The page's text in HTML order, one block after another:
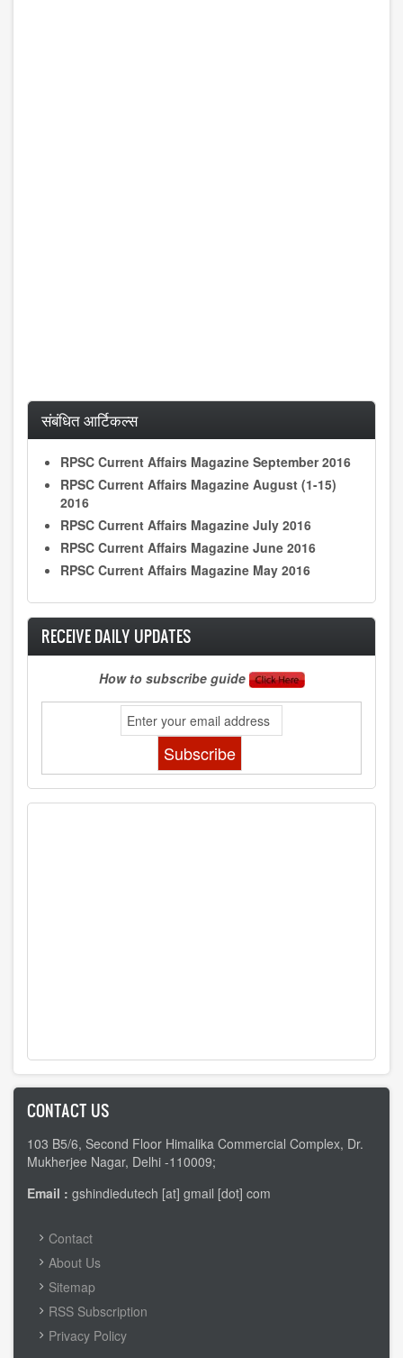
संबंधित आर्टिकल्स
RPSC Current Affairs Magazine September 2016
RPSC Current Affairs Magazine August (1-15)
2016
RPSC Current Affairs Magazine July 2016
RPSC Current Affairs Magazine June 2016
RPSC Current Affairs Magazine May 2016
RECEIVE DAILY UPDATES
How to subscribe guide
CONTACT US
103 B5/6, Second Floor Himalika Commercial Complex, Dr.
Mukherjee Nagar, Delhi -110009;
Email : gshindiedutech [at] gmail [dot] com
FOOTER
MENU
Contact
About Us
Sitemap
RSS Subscription
Privacy Policy